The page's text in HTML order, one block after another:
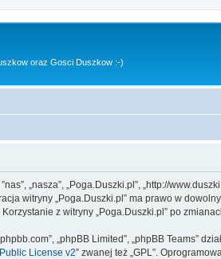
oraz Gosci Duszkow :-)
„nasza”, „Poga.Duszki.pl”, „http://
witryny „Poga.Duszki.pl” ma prawo w
z witryny „Poga.Duszki.pl” po
„phpBB Limited”, „phpBB
License v2” zwanej też „GPL”.